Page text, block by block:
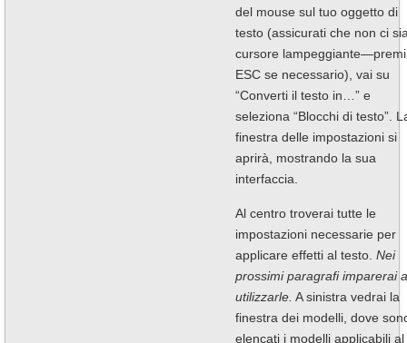
del mouse sul tuo oggetto di
testo (assicurati che non ci
cursore lampeggiante—premi
ESC se necessario), vai su
“Converti il testo in…” e
seleziona “Blocchi di testo”.
finestra delle impostazioni si
aprirà, mostrando la sua
interfaccia.
Al centro troverai tutte le
impostazioni necessarie per
applicare effetti al testo. Nei
prossimi paragrafi imparerai a
utilizzarle. A sinistra vedrai la
finestra dei modelli, dove
elencati i modelli applicabili al